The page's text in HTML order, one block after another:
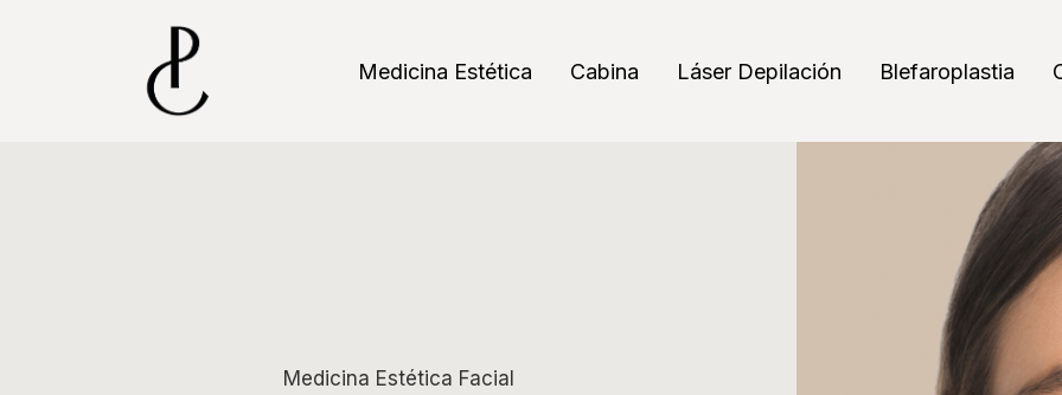
Medicina Estética Cabina Láser Depilación Blefaroplastia
Medicina Estética Facial